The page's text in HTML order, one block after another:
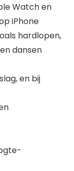
Watch en
iPhone
hardlopen,
dansen
en bij